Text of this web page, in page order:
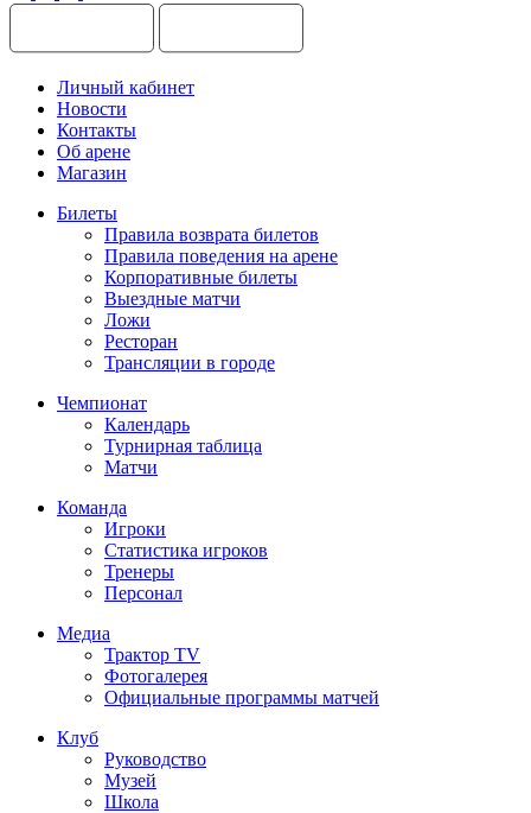
Личный кабинет
Новости
Контакты
Об арене
Магазин
Билеты
Правила возврата билетов
Правила поведения на арене
Корпоративные билеты
Выездные матчи
Ложи
Ресторан
Трансляции в городе
Чемпионат
Календарь
Турнирная таблица
Матчи
Команда
Игроки
Статистика игроков
Тренеры
Персонал
Медиа
Трактор TV
Фотогалерея
Официальные программы матчей
Клуб
Руководство
Музей
Школа